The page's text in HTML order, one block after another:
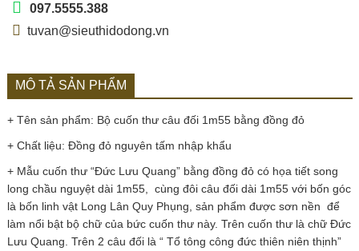
097.5555.388
tuvan@sieuthidodong.vn
MÔ TẢ SẢN PHẨM
+ Tên sản phẩm: Bộ cuốn thư câu đối 1m55 bằng đồng đỏ
+ Chất liệu: Đồng đỏ nguyên tấm nhập khẩu
+ Mẫu cuốn thư “Đức Lưu Quang” bằng đồng đỏ có họa tiết song
long chầu nguyệt dài 1m55, cùng đôi câu đối dài 1m55 với bốn góc
là bốn linh vật Long Lân Quy Phụng, sản phẩm được sơn nền để
làm nổi bật bộ chữ của bức cuốn thư này. Trên cuốn thư là chữ Đức
Lưu Quang. Trên 2 câu đối là “ Tổ tông công đức thiên niên thịnh”